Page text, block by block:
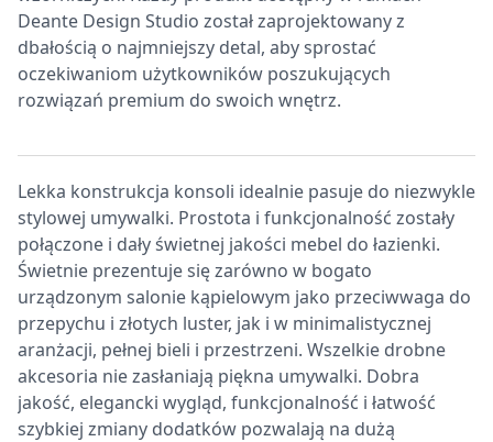
Deante Design Studio został zaprojektowany z
dbałością o najmniejszy detal, aby sprostać
oczekiwaniom użytkowników poszukujących
rozwiązań premium do swoich wnętrz.
Lekka konstrukcja konsoli idealnie pasuje do niezwykle
stylowej umywalki. Prostota i funkcjonalność zostały
połączone i dały świetnej jakości mebel do łazienki.
Świetnie prezentuje się zarówno w bogato
urządzonym salonie kąpielowym jako przeciwwaga do
przepychu i złotych luster, jak i w minimalistycznej
aranżacji, pełnej bieli i przestrzeni. Wszelkie drobne
akcesoria nie zasłaniają piękna umywalki. Dobra
jakość, elegancki wygląd, funkcjonalność i łatwość
szybkiej zmiany dodatków pozwalają na dużą